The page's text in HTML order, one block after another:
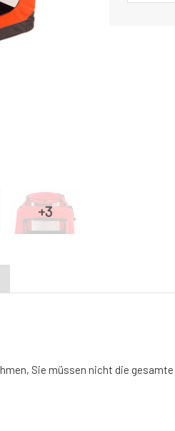
Sie müssen nicht die